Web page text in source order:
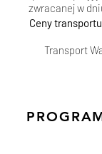
zwracanej w
Ceny
Transport